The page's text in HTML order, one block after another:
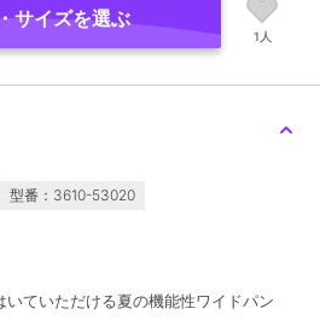
サイズを選ぶ
1人
型番：3610-53020
ていただける夏の機能性ワイドパン